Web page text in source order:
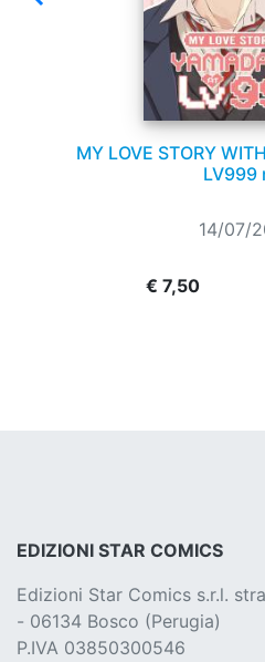
MY LOVE STORY
LV999
14/07/
€ 7,50
EDIZIONI STAR COMICS
Edizioni Star Comics s.r.l.
- 06134 Bosco (Perugia)
P.IVA 03850300546